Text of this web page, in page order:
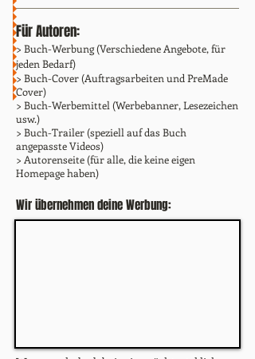
Für Autoren:
> Buch-Werbung (Verschiedene Angebote, für
jeden Bedarf)
> Buch-Cover (Auftragsarbeiten und PreMade
Cover)
> Buch-Werbemittel (Werbebanner, Lesezeichen
usw.)
> Buch-Trailer (speziell auf das Buch
angepasste Videos)
> Autorenseite (für alle, die keine eigen
Homepage haben)
Wir übernehmen deine Werbung: